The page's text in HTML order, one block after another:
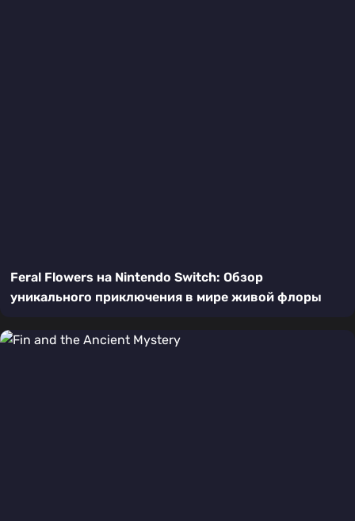
Feral Flowers на Nintendo Switch: Обзор
уникального приключения в мире живой флоры